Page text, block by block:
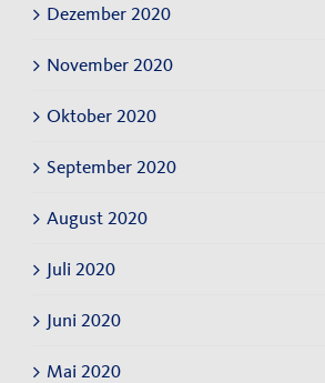
Dezember 2020
November 2020
Oktober 2020
September 2020
August 2020
Juli 2020
Juni 2020
Mai 2020